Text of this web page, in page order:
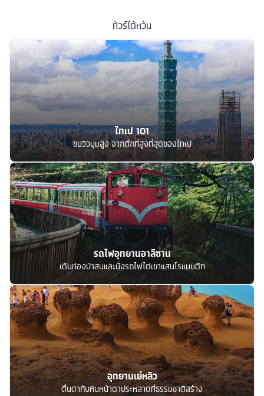
ทัวร์ไต้หวัน
ไทเป 101
ชมวิวมุมสูง จากตึกที่สูงที่สุดของไทเป
รถไฟอุทยานอาลีซาน
เดินท่องป่าสนและนั่งรถไฟไต่เขาแสนโรแมนติก
อุทยานเย่หลิว
ตื่นตากับหินหน้าตาประหลาดที่ธรรมชาติสร้าง